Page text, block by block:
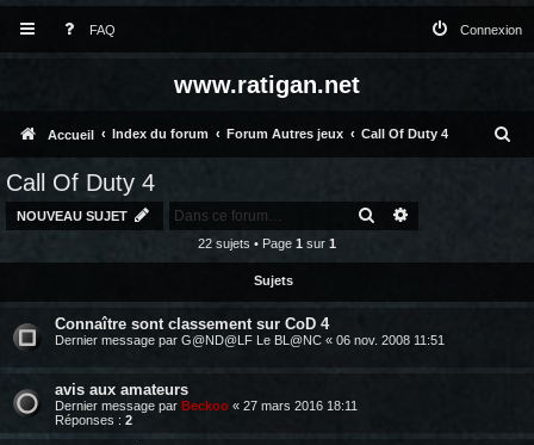
FAQ Connexion
www.ratigan.net
Accueil Index du forum Forum Autres jeux Call Of Duty 4
e
Call Of Duty 4
NOUVEAU SUJET RECHERCHER
22 sujets • Page 1 sur 1
Sujets
Connaître sont classement sur CoD 4
Dernier message par G@ND@LF Le BL@NC « 06 nov. 2008 11:51
avis aux amateurs
Dernier message par Beckoo « 27 mars 2016 18:11
Réponses : 2